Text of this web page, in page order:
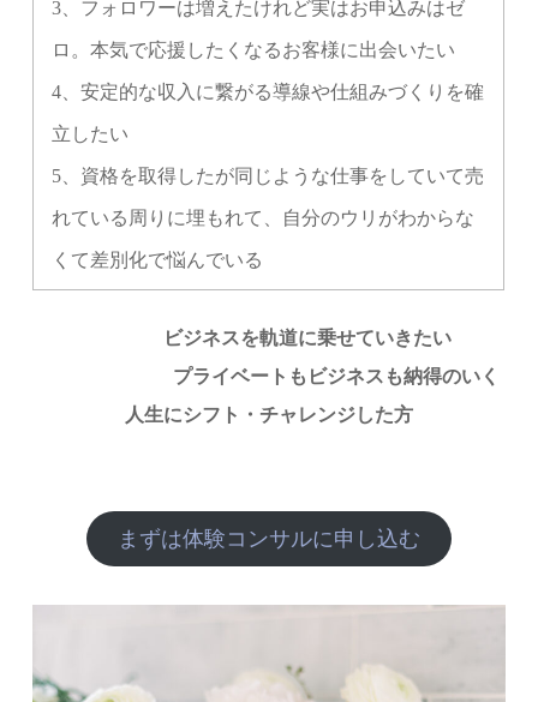
3、フォロワーは増えたけれど実はお申込みはゼ
ロ。本気で応援したくなるお客様に出会いたい
4、安定的な収入に繋がる導線や仕組みづくりを確
立したい
5、資格を取得したが同じような仕事をしていて売
れている周りに埋もれて、自分のウリがわからな
くて差別化で悩んでいる
ビジネスを軌道に乗せていきたい
プライベートもビジネスも納得のいく
人生にシフト・チャレンジした方
まずは体験コンサルに申し込む